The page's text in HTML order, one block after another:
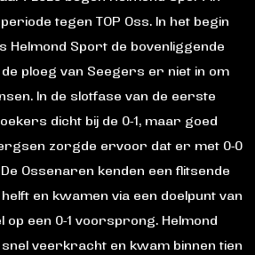
tegen TOP Oss. In het begin
Helmond Sport de bovenliggende
ploeg van Seegers er niet in om
In de slotfase van de eerste
dicht bij de 0-1, maar goed
zorgde ervoor dat er met 0-0
Ossenaren kenden een flitsende
en kwamen via een doelpunt van
op een 0-1 voorsprong. Helmond
veerkracht en kwam binnen tien